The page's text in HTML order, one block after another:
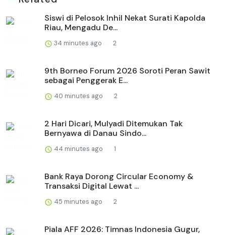
Siswi di Pelosok Inhil Nekat Surati Kapolda
Riau, Mengadu De...
34 minutes ago 2
9th Borneo Forum 2026 Soroti Peran Sawit
sebagai Penggerak E...
40 minutes ago 2
2 Hari Dicari, Mulyadi Ditemukan Tak
Bernyawa di Danau Sindo...
44 minutes ago 1
Bank Raya Dorong Circular Economy &
Transaksi Digital Lewat ...
45 minutes ago 2
Piala AFF 2026: Timnas Indonesia Gugur,